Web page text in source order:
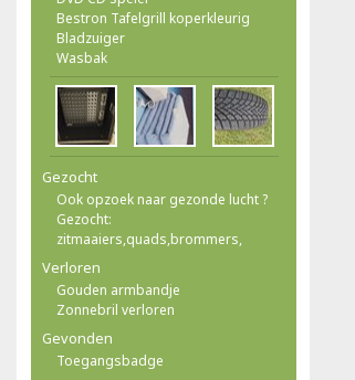
Bestron Tafelgrill koperkleurig
Bladzuiger
Wasbak
Gezocht
Ook opzoek naar gezonde lucht ?
Gezocht:
zitmaaiers,quads,brommers,
Verloren
Gouden armbandje
Zonnebril verloren
Gevonden
Toegangsbadge